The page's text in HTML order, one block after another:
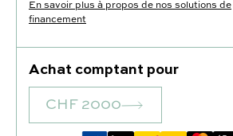
En savoir plus à propos de nos solutions de
financement
Achat comptant pour
CHF 2000